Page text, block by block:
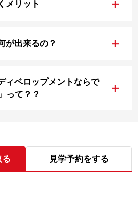
メリット +
が出来るの？ +
ィベロップメントならで
って？？
+
る 見学予約をする